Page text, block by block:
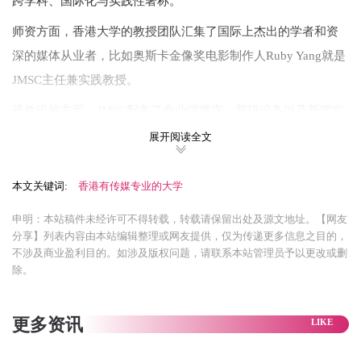
师资方面，香港大学的教授团队汇集了国际上杰出的学者和资
深的媒体从业者，比如奥斯卡金像奖电影制作人Ruby Yang就是
JMSC主任兼实践教授。
验室，还有纪录片创作工坊，为跨媒体实践提供了有力支持。
《Journalism Studies》）上发表了众多论文，尤其在媒体与民
主、危机传播等领域享有国际声誉。
实习于就业方面，香港大学JMSC与众多领先的国际机构合作，
为学生提供了广泛的实习机会，合作伙伴包括香港本地的国际
香港大学的毕业生在就业方面表现卓越，遍布于BBC、CNN、
展开阅读全文
本文关键词: 香港有传媒专业的大学
申明：本站稿件未经许可不得转载，转载请保留出处及源文地址。【网友
分享】列表内容由本站编辑整理或网友提供，仅为传递更多信息之目的，
不涉及商业盈利目的。如涉及版权问题，请联系本站管理员予以更改或删
除。
更多资讯